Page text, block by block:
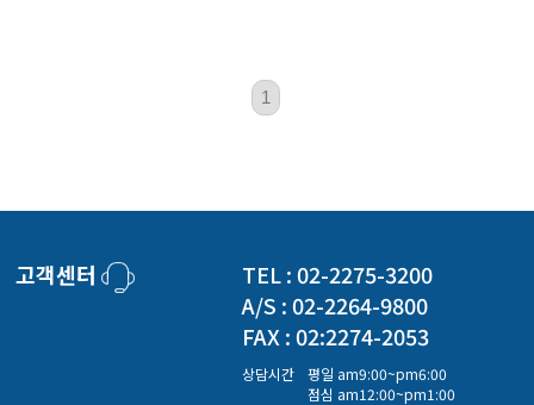
1
고객센터
TEL : 02-2275-3200
A/S : 02-2264-9800
FAX : 02:2274-2053
상담시간
평일 am9:00~pm6:00
점심 am12:00~pm1:00